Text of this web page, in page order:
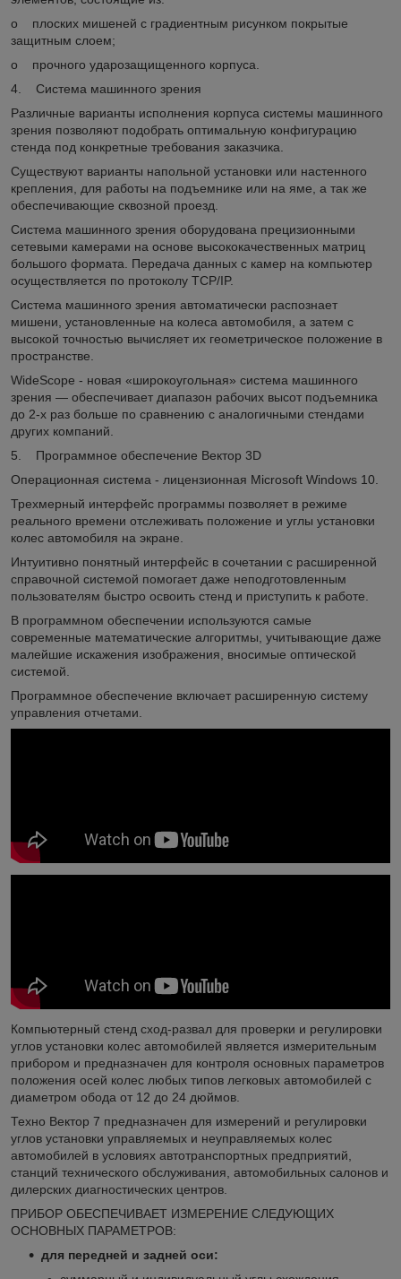
o плоских мишеней с градиентным рисунком покрытые
защитным слоем;
o прочного ударозащищенного корпуса.
4. Система машинного зрения
Различные варианты исполнения корпуса системы машинного
зрения позволяют подобрать оптимальную конфигурацию
стенда под конкретные требования заказчика.
Существуют варианты напольной установки или настенного
крепления, для работы на подъемнике или на яме, а так же
обеспечивающие сквозной проезд.
Система машинного зрения оборудована прецизионными
сетевыми камерами на основе высококачественных матриц
большого формата. Передача данных с камер на компьютер
осуществляется по протоколу TCP/IP.
Система машинного зрения автоматически распознает
мишени, установленные на колеса автомобиля, а затем с
высокой точностью вычисляет их геометрическое положение в
пространстве.
WideScope - новая «широкоугольная» система машинного
зрения — обеспечивает диапазон рабочих высот подъемника
до 2-х раз больше по сравнению с аналогичными стендами
других компаний.
5. Программное обеспечение Вектор 3D
Операционная система - лицензионная Microsoft Windows 10.
Трехмерный интерфейс программы позволяет в режиме
реального времени отслеживать положение и углы установки
колес автомобиля на экране.
Интуитивно понятный интерфейс в сочетании с расширенной
справочной системой помогает даже неподготовленным
пользователям быстро освоить стенд и приступить к работе.
В программном обеспечении используются самые
современные математические алгоритмы, учитывающие даже
малейшие искажения изображения, вносимые оптической
системой.
Программное обеспечение включает расширенную систему
управления отчетами.
Компьютерный стенд сход-развал для проверки и регулировки
углов установки колес автомобилей является измерительным
прибором и предназначен для контроля основных параметров
положения осей колес любых типов легковых автомобилей с
диаметром обода от 12 до 24 дюймов.
Техно Вектор 7 предназначен для измерений и регулировки
углов установки управляемых и неуправляемых колес
автомобилей в условиях автотранспортных предприятий,
станций технического обслуживания, автомобильных салонов и
дилерских диагностических центров.
ПРИБОР ОБЕСПЕЧИВАЕТ ИЗМЕРЕНИЕ СЛЕДУЮЩИХ
ОСНОВНЫХ ПАРАМЕТРОВ:
для передней и задней оси: